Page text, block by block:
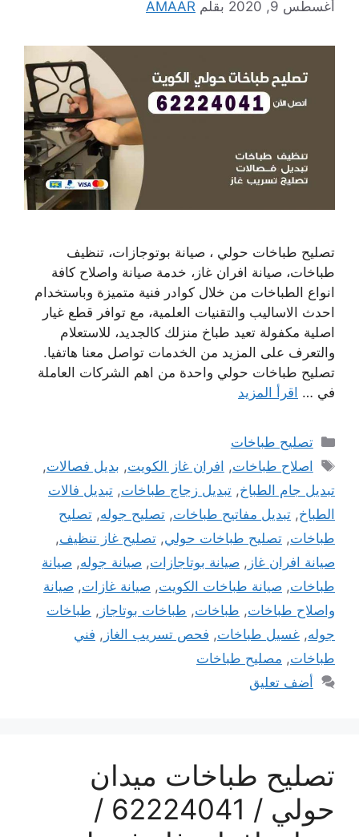
أغسطس 9, 2020 بقلم AMAAR
تصليح طباخات حولي ، صيانة بوتوجازات، تنظيف
طباخات، صيانة افران غاز، خدمة صيانة واصلاح كافة
انواع الطباخات من خلال كوادر فنية متميزة وباستخدام
احدث الاساليب والتقنيات العلمية، مع توافر قطع غيار
اصلية مكفولة تعيد طباخ منزلك كالجديد، للاستعلام
والتعرف على المزيد من الخدمات تواصل معنا هاتفيا.
تصليح طباخات حولي واحدة من اهم الشركات العاملة
في … اقرأ المزيد
التصنيفات
تصليح طباخات
الوسوم
اصلاح طباخات, افران غاز الكويت, بديل فصالات,
تبديل جام الطباخ, تبديل زجاج طباخات, تبديل فالات
الطباخ, تبديل مفاتيح طباخات, تصليح جوله, تصليح
طباخات, تصليح طباخات حولي, تصليح غاز تنظيف,
صيانة افران غاز , صيانة بوتاجازات, صيانة جوله, صيانة
طباخات, صيانة طباخات الكويت, صيانة غازات, صيانة
واصلاح طباخات, طباخات, طباخات بوتاجاز , طباخات
جوله, غسيل طباخات, فحص تسريب الغاز , فني
طباخات, مصليح طباخات
أضف تعليق
تصليح طباخات ميدان
حولي / 62224041 /